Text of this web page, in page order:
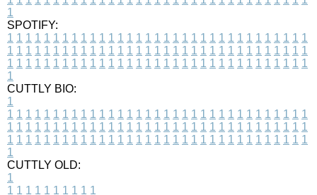
1
SPOTIFY:
1 1 1 1 1 1 1 1 1 1 1 1 1 1 1 1 1 1 1 1 1 1 1 1 1 1 1 1 1 1 1 1 1
1 1 1 1 1 1 1 1 1 1 1 1 1 1 1 1 1 1 1 1 1 1 1 1 1 1 1 1 1 1 1 1 1
1 1 1 1 1 1 1 1 1 1 1 1 1 1 1 1 1 1 1 1 1 1 1 1 1 1 1 1 1 1 1 1 1
1
CUTTLY BIO:
1
1 1 1 1 1 1 1 1 1 1 1 1 1 1 1 1 1 1 1 1 1 1 1 1 1 1 1 1 1 1 1 1 1
1 1 1 1 1 1 1 1 1 1 1 1 1 1 1 1 1 1 1 1 1 1 1 1 1 1 1 1 1 1 1 1 1
1 1 1 1 1 1 1 1 1 1 1 1 1 1 1 1 1 1 1 1 1 1 1 1 1 1 1 1 1 1 1 1 1
1
CUTTLY OLD:
1
1 1 1 1 1 1 1 1 1 1